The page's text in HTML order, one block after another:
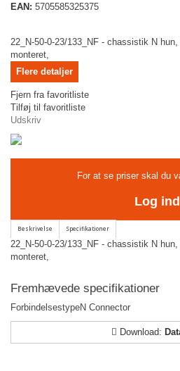
EAN: 5705585325375
22_N-50-0-23/133_NF - chassistik N
monteret,
Flere detaljer
Fjern fra favoritliste
Tilføj til favoritliste
Udskriv
For at se priser skal du
Log ind
22_N-50-0-23/133_NF - chassistik N
monteret,
Fremhævede specifikationer
ForbindelsestypeN Connector
Download: